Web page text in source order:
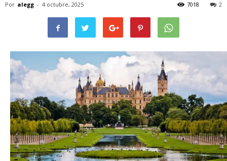
Por alegg - 4 octubre, 2025 2
7018